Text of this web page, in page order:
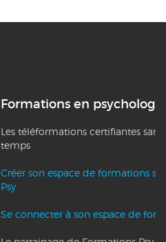
Formations en psychologie
Les téléformations certifiantes
temps
Créer son espace de formations
Psy
Se connecter à son espace de